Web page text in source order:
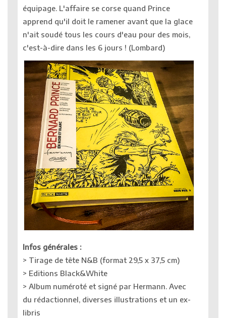
équipage. L'affaire se corse quand Prince
apprend qu'il doit le ramener avant que la glace
n'ait soudé tous les cours d'eau pour des mois,
c'est-à-dire dans les 6 jours ! (Lombard)
Infos générales :
> Tirage de tête N&B (format 29,5 x 37,5 cm)
> Editions Black&White
> Album numéroté et signé par Hermann. Avec
du rédactionnel, diverses illustrations et un ex-
libris